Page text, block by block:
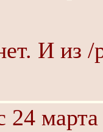
И из /
24